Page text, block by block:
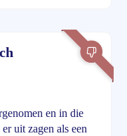
en in die
uit zagen als een